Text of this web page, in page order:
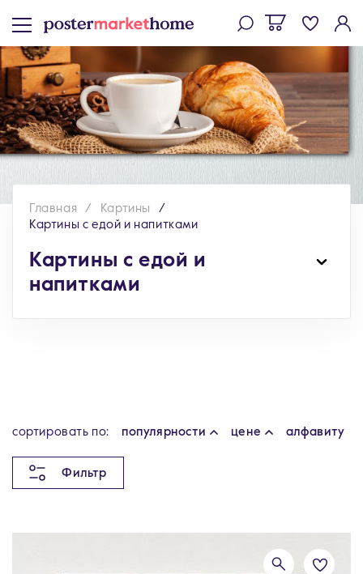
Главная
Картины
Картины с едой и напитками
Картины с едой и
напитками
cортировать по: популярности цене алфавиту
Фильтр